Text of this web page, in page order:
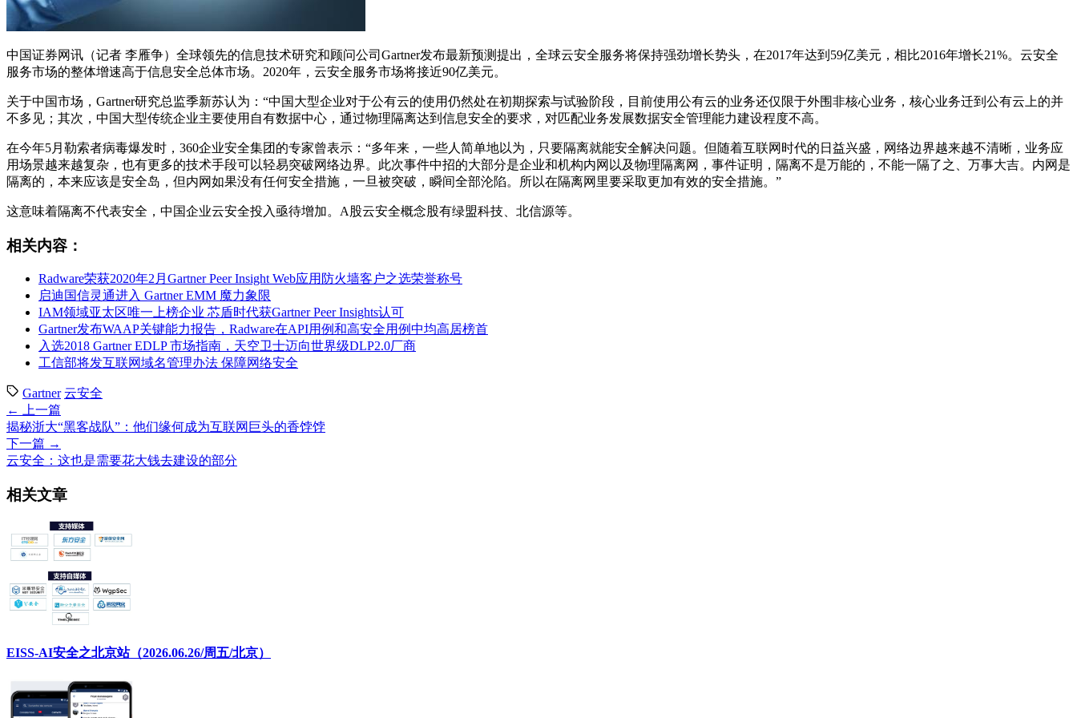
中国证券网讯（记者 李雁争）全球领先的信息技术研究和顾问公司Gartner发布最新预测提出，全球云安全服务将保持强劲增长势头，在2017年达到59亿美元，相比2016年增长21%。云安全
服务市场的整体增速高于信息安全总体市场。2020年，云安全服务市场将接近90亿美元。
关于中国市场，Gartner研究总监季新苏认为：“中国大型企业对于公有云的使用仍然处在初期探索与试验阶段，目前使用公有云的业务还仅限于外围非核心业务，核心业务迁到公有云上的并
不多见；其次，中国大型传统企业主要使用自有数据中心，通过物理隔离达到信息安全的要求，对匹配业务发展数据安全管理能力建设程度不高。
在今年5月勒索者病毒爆发时，360企业安全集团的专家曾表示：“多年来，一些人简单地以为，只要隔离就能安全解决问题。但随着互联网时代的日益兴盛，网络边界越来越不清晰，业务应
用场景越来越复杂，也有更多的技术手段可以轻易突破网络边界。此次事件中招的大部分是企业和机构内网以及物理隔离网，事件证明，隔离不是万能的，不能一隔了之、万事大吉。内网是
隔离的，本来应该是安全岛，但内网如果没有任何安全措施，一旦被突破，瞬间全部沦陷。所以在隔离网里要采取更加有效的安全措施。”
这意味着隔离不代表安全，中国企业云安全投入亟待增加。A股云安全概念股有绿盟科技、北信源等。
相关内容：
Radware荣获2020年2月Gartner Peer Insight Web应用防火墙客户之选荣誉称号
启迪国信灵通进入 Gartner EMM 魔力象限
IAM领域亚太区唯一上榜企业 芯盾时代获Gartner Peer Insights认可
Gartner发布WAAP关键能力报告，Radware在API用例和高安全用例中均高居榜首
入选2018 Gartner EDLP 市场指南，天空卫士迈向世界级DLP2.0厂商
工信部将发互联网域名管理办法 保障网络安全
Gartner 云安全
← 上一篇
揭秘浙大“黑客战队”：他们缘何成为互联网巨头的香饽饽
下一篇 →
云安全：这也是需要花大钱去建设的部分
相关文章
EISS-AI安全之北京站（2026.06.26/周五/北京）